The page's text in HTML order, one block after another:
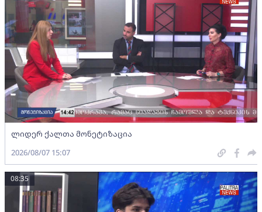
ლიდერ ქალთა მონეტიზაცია
2026/08/07 15:07
08:35